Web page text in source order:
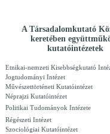
A Társadalomkutató
keretében
kutatóintézetek
Etnikai-nemzeti Kisebbségkutató
Jogtudományi Intézet
Művészettörténeti Kutatóintézet
Néprajzi Kutatóintézet
Politikai Tudományok Intézete
Régészeti Intézet
Szociológiai Kutatóintézet